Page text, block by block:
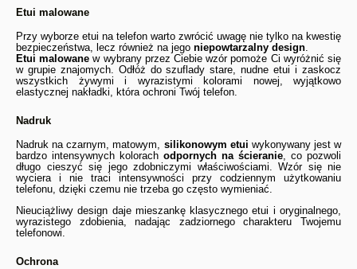
Etui malowane
Przy wyborze etui na telefon warto zwrócić uwagę nie tylko na kwestię
bezpieczeństwa, lecz również na jego niepowtarzalny design
Etui malowane w wybrany przez Ciebie wzór pomoże Ci wyróżnić się
w grupie znajomych. Odłóż do szuflady stare, nudne etui i zaskocz
wszystkich żywymi i wyrazistymi kolorami nowej, wyjątkowo
elastycznej nakładki, która ochroni Twój telefon.
Nadruk
Nadruk na czarnym, matowym, silikonowym etui wykonywany jest w
bardzo intensywnych kolorach odpornych na ścieranie, co pozwoli
długo cieszyć się jego zdobniczymi właściwościami. Wzór się nie
wyciera i nie traci intensywności przy codziennym użytkowaniu
telefonu, dzięki czemu nie trzeba go często wymieniać.
Nieuciążliwy design daje mieszankę klasycznego etui i oryginalnego,
wyrazistego zdobienia, nadając zadziornego charakteru Twojemu
telefonowi.
Ochrona